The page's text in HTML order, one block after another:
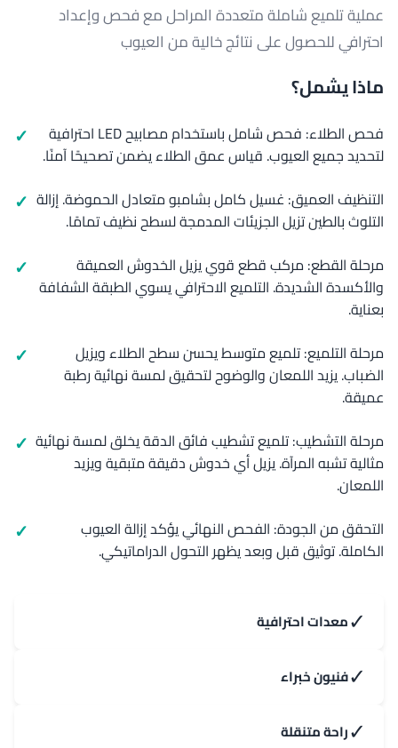
عملية تلميع شاملة متعددة المراحل مع فحص وإعداد
احترافي للحصول على نتائج خالية من العيوب
ماذا يشمل؟
فحص الطلاء: فحص شامل باستخدام مصابيح LED احترافية
لتحديد جميع العيوب. قياس عمق الطلاء يضمن تصحيحًا آمنًا.
التنظيف العميق: غسيل كامل بشامبو متعادل الحموضة. إزالة
التلوث بالطين تزيل الجزيئات المدمجة لسطح نظيف تمامًا.
مرحلة القطع: مركب قطع قوي يزيل الخدوش العميقة
والأكسدة الشديدة. التلميع الاحترافي يسوي الطبقة الشفافة
بعناية.
مرحلة التلميع: تلميع متوسط يحسن سطح الطلاء ويزيل
الضباب. يزيد اللمعان والوضوح لتحقيق لمسة نهائية رطبة
عميقة.
مرحلة التشطيب: تلميع تشطيب فائق الدقة يخلق لمسة نهائية
مثالية تشبه المرآة. يزيل أي خدوش دقيقة متبقية ويزيد
اللمعان.
التحقق من الجودة: الفحص النهائي يؤكد إزالة العيوب
الكاملة. توثيق قبل وبعد يظهر التحول الدراماتيكي.
✓معدات احترافية
✓فنيون خبراء
✓راحة متنقلة